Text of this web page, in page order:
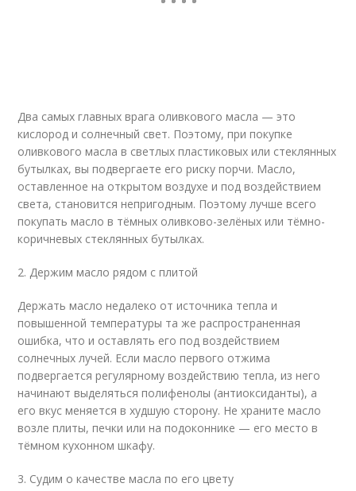
Два самых главных врага оливкового масла — это
кислород и солнечный свет. Поэтому, при покупке
оливкового масла в светлых пластиковых или стеклянных
бутылках, вы подвергаете его риску порчи. Масло,
оставленное на открытом воздухе и под воздействием
света, становится непригодным. Поэтому лучше всего
покупать масло в тёмных оливково-зелёных или тёмно-
коричневых стеклянных бутылках.
2. Держим масло рядом с плитой
Держать масло недалеко от источника тепла и
повышенной температуры та же распространенная
ошибка, что и оставлять его под воздействием
солнечных лучей. Если масло первого отжима
подвергается регулярному воздействию тепла, из него
начинают выделяться полифенолы (антиоксиданты), а
его вкус меняется в худшую сторону. Не храните масло
возле плиты, печки или на подоконнике — его место в
тёмном кухонном шкафу.
3. Судим о качестве масла по его цвету